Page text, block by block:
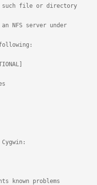
such file or directory
NFS server under
known problems